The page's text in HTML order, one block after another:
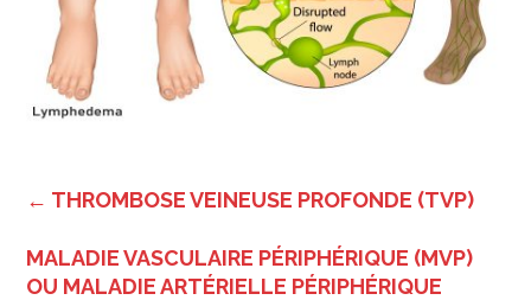
← THROMBOSE VEINEUSE PROFONDE (TVP)
MALADIE VASCULAIRE PÉRIPHÉRIQUE (MVP)
OU MALADIE ARTÉRIELLE PÉRIPHÉRIQUE